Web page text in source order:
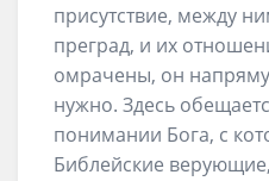
присутствие, между
преград, и их
омрачены, он
нужно. Здесь
понимании Бога, с
Библейские